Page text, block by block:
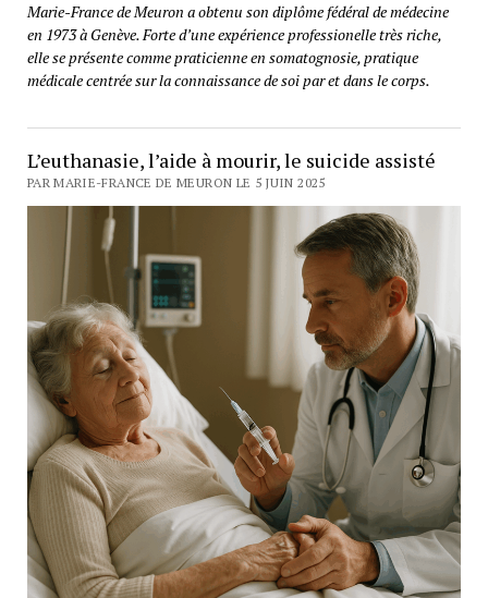
Marie-France de Meuron a obtenu son diplôme fédéral de médecine
en 1973 à Genève. Forte d’une expérience professionelle très riche,
elle se présente comme praticienne en somatognosie, pratique
médicale centrée sur la connaissance de soi par et dans le corps.
L’euthanasie, l’aide à mourir, le suicide assisté
PAR MARIE-FRANCE DE MEURON LE 5 JUIN 2025